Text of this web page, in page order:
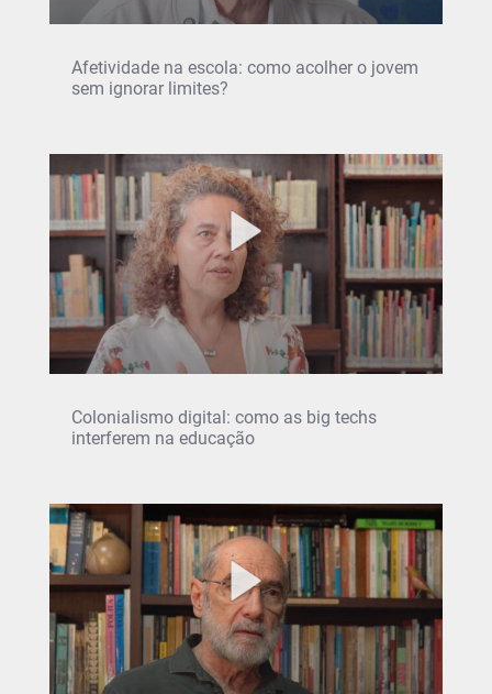
Afetividade na escola: como acolher o jovem
sem ignorar limites?
Colonialismo digital: como as big techs
interferem na educação